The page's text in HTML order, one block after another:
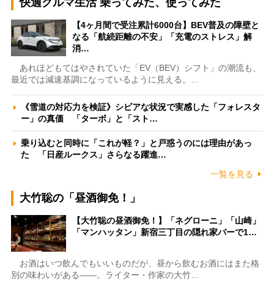
快適クルマ生活 乗ってみた、使ってみた
【4ヶ月間で受注累計6000台】BEV普及の障壁と
なる「航続距離の不安」「充電のストレス」解
消…
あれほどもてはやされていた「EV（BEV）シフト」の潮流も、
最近では減速基調になっているように見える。…
《雪道の対応力を検証》シビアな状況で実感した「フォレスタ
ー」の真価 「ターボ」と「スト…
乗り込むと同時に「これが軽？」と戸惑うのには理由があっ
た 「日産ルークス」さらなる躍進…
一覧を見る
大竹聡の「昼酒御免！」
【大竹聡の昼酒御免！】「ネグローニ」「山崎」
「マンハッタン」新宿三丁目の隠れ家バーで1…
お酒はいつ飲んでもいいものだが、昼から飲むお酒にはまた格
別の味わいがある――。ライター・作家の大竹…